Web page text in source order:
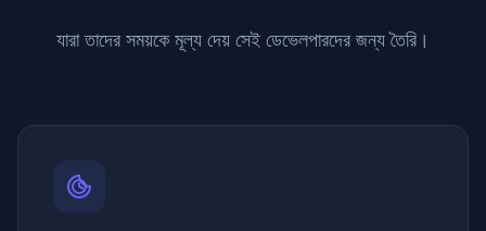
যারা তাদের সময়কে মূল্য দেয় সেই ডেভেলপারদের জন্য তৈরি।